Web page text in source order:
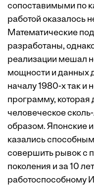
сопоставимыми по
работой оказалось
Математические
разработаны,
реализации мешал
мощности и данных
началу 1980-х так и
программу, которая
человеческое
образом. Японские
казались
совершить рывок с
поколения и за 10
работоспособному